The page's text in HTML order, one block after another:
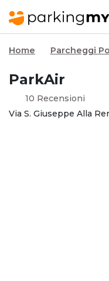
Home Parcheggi
ParkAir
10 Recensioni
Via S. Giuseppe Alla